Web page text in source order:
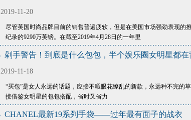
2019-11-20
尽管英国时尚品牌目前的销售普遍疲软，但是在美国市场强劲表现的
纪录的9290万英镑。在截至2019年4月28日的一年里
剁手警告！到底是什么包包，半个娱乐圈女明星都在
2019-11-18
“买包”是女人永远的话题，应接不暇眼花缭乱的新款，永远种不完的
接借鉴女明星的包包搭配，省时又省力
CHANEL最新19系列手袋——过年最有面子的战衣